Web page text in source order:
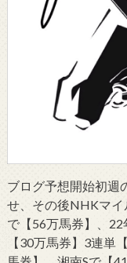
ブログ予想開始初週
せ、その後NHKマ
で【56万馬券】、
【30万馬券】3連単